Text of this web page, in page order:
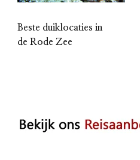
Beste duiklocaties in
de Rode Zee